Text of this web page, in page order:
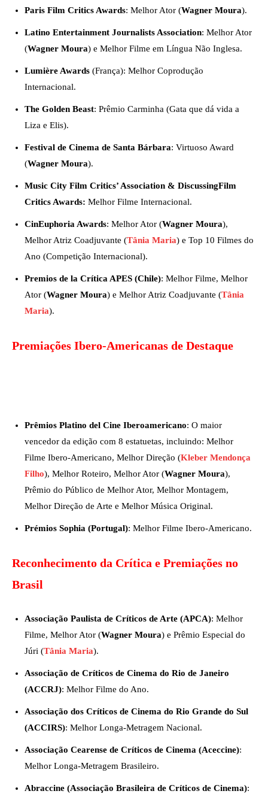
Paris Film Critics Awards: Melhor Ator (Wagner Moura).
Latino Entertainment Journalists Association: Melhor Ator
(Wagner Moura) e Melhor Filme em Língua Não Inglesa.
Lumière Awards (França): Melhor Coprodução
Internacional.
The Golden Beast: Prêmio Carminha (Gata que dá vida a
Liza e Elis).
Festival de Cinema de Santa Bárbara: Virtuoso Award
(Wagner Moura).
Music City Film Critics’ Association & DiscussingFilm
Critics Awards: Melhor Filme Internacional.
CinEuphoria Awards: Melhor Ator (Wagner Moura),
Melhor Atriz Coadjuvante (Tânia Maria) e Top 10 Filmes do
Ano (Competição Internacional).
Premios de la Crítica APES (Chile): Melhor Filme, Melhor
Ator (Wagner Moura) e Melhor Atriz Coadjuvante (Tânia
Maria).
Premiações Ibero-Americanas de Destaque
Prêmios Platino del Cine Iberoamericano: O maior
vencedor da edição com 8 estatuetas, incluindo: Melhor
Filme Ibero-Americano, Melhor Direção (Kleber Mendonça
Filho), Melhor Roteiro, Melhor Ator (Wagner Moura),
Prêmio do Público de Melhor Ator, Melhor Montagem,
Melhor Direção de Arte e Melhor Música Original.
Prémios Sophia (Portugal): Melhor Filme Ibero-Americano.
Reconhecimento da Crítica e Premiações no
Brasil
Associação Paulista de Críticos de Arte (APCA): Melhor
Filme, Melhor Ator (Wagner Moura) e Prêmio Especial do
Júri (Tânia Maria).
Associação de Críticos de Cinema do Rio de Janeiro
(ACCRJ): Melhor Filme do Ano.
Associação dos Críticos de Cinema do Rio Grande do Sul
(ACCIRS): Melhor Longa-Metragem Nacional.
Associação Cearense de Críticos de Cinema (Aceccine):
Melhor Longa-Metragem Brasileiro.
Abraccine (Associação Brasileira de Críticos de Cinema):